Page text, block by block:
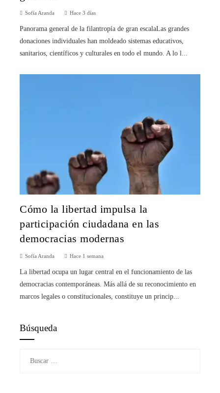
Sofía Aranda Hace 3 días
Panorama general de la filantropía de gran escalaLas grandes
donaciones individuales han moldeado sistemas educativos,
sanitarios, científicos y culturales en todo el mundo. A lo l...
Cómo la libertad impulsa la
participación ciudadana en las
democracias modernas
Sofía Aranda Hace 1 semana
La libertad ocupa un lugar central en el funcionamiento de las
democracias contemporáneas. Más allá de su reconocimiento en
marcos legales o constitucionales, constituye un princip...
Búsqueda